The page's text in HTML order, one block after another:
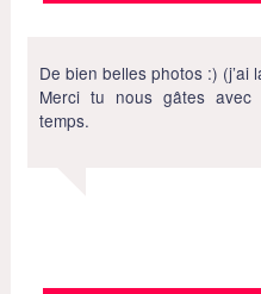
De bien belles photos :) (j’ai
Merci tu nous gâtes avec
temps.